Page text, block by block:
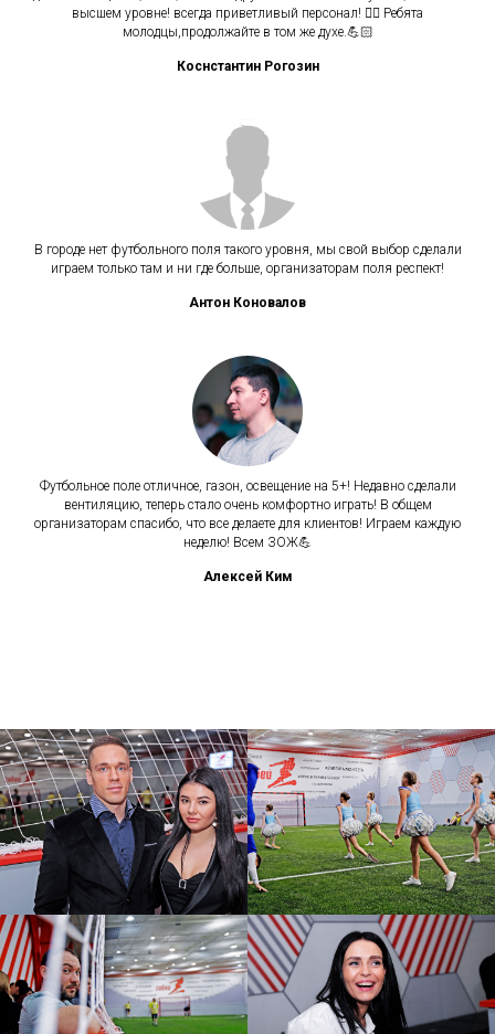
высшем уровне! всегда приветливый персонал! 👍🏻 Ребята
молодцы,продолжайте в том же духе.💪🏻
Коснстантин Рогозин
В городе нет футбольного поля такого уровня, мы свой выбор сделали
играем только там и ни где больше, организаторам поля респект!
Антон Коновалов
Футбольное поле отличное, газон, освещение на 5+! Недавно сделали
вентиляцию, теперь стало очень комфортно играть! В общем
организаторам спасибо, что все делаете для клиентов! Играем каждую
неделю! Всем ЗОЖ💪
Алексей Ким